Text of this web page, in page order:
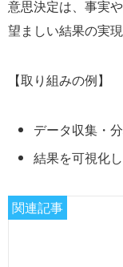
意思決定は、事実
望ましい結果の実
【取り組みの例】
データ収集・
結果を可視化
関連記事